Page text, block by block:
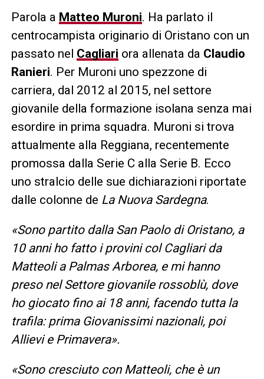
Parola a Matteo Muroni. Ha parlato il
centrocampista originario di Oristano con un
passato nel Cagliari ora allenata da Claudio
Ranieri. Per Muroni uno spezzone di
carriera, dal 2012 al 2015, nel settore
giovanile della formazione isolana senza mai
esordire in prima squadra. Muroni si trova
attualmente alla Reggiana, recentemente
promossa dalla Serie C alla Serie B. Ecco
uno stralcio delle sue dichiarazioni riportate
dalle colonne de La Nuova Sardegna.
«Sono partito dalla San Paolo di Oristano, a
10 anni ho fatto i provini col Cagliari da
Matteoli a Palmas Arborea, e mi hanno
preso nel Settore giovanile rossoblù, dove
ho giocato fino ai 18 anni, facendo tutta la
trafila: prima Giovanissimi nazionali, poi
Allievi e Primavera».
«Sono cresciuto con Matteoli, che è un